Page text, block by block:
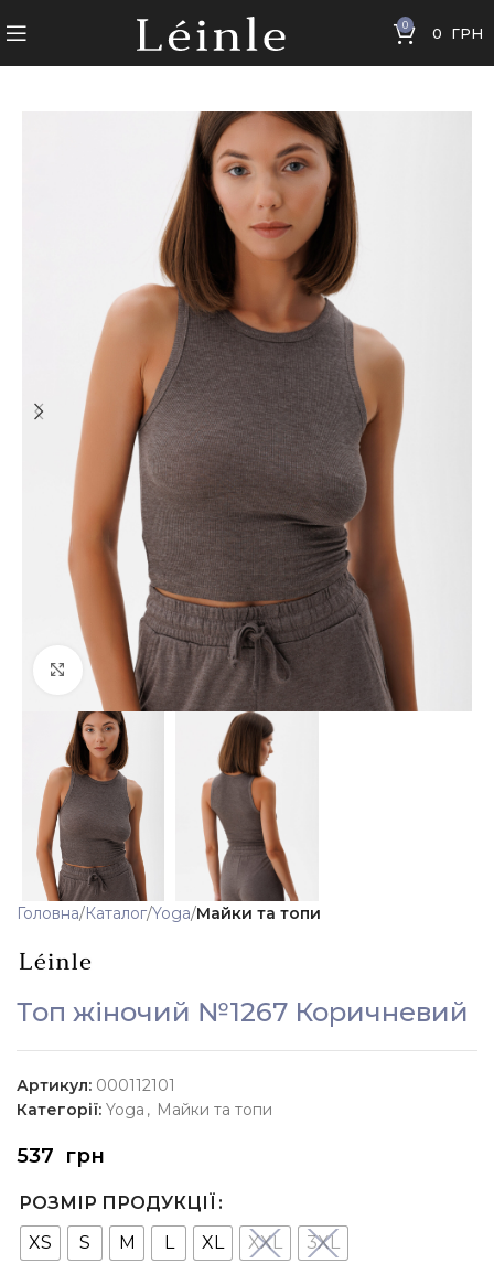
0 0 ГРН
Клацніть, щоб збільшити
Головна Каталог Yoga Майки та топи
Топ жіночий №1267 Коричневий
Артикул: 000112101
Категорії: Yoga , Майки та топи
537 грн
РОЗМІР ПРОДУКЦІЇ
XS
S M L XL XXL 3XL